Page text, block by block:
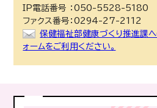
IP電話番号 ：050-5528-5180
ファクス番号：0294-27-2112
保健福祉部健康づくり推進課
ォームをご利用ください。